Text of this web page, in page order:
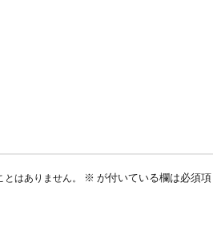
はありません。 ※ が付いている欄は必須項